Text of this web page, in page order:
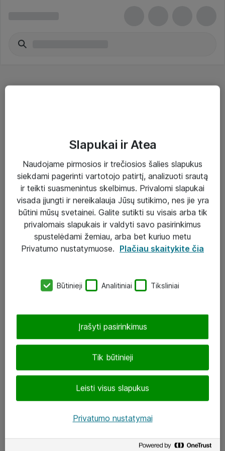
Sprendimai ir paslaugos
Paslaugos
Sprendimai
Įgyvendinti projektai
Atea ekspertų patarimai verslui
UAB „ATEA“
J. Rutkausko g. 6, Vilnius
Atea kontaktai
Aplankykite mus
Slapukai ir Atea
Naudojame pirmosios ir trečiosios šalies slapukus
siekdami pagerinti vartotojo patirtį, analizuoti srautą
ir teikti suasmenintus skelbimus. Privalomi slapukai
visada įjungti ir nereikalauja Jūsų sutikimo, nes jie yra
būtini mūsų svetainei. Galite sutikti su visais arba tik
privalomais slapukais ir valdyti savo pasirinkimus
spustelėdami žemiau, arba bet kuriuo metu
Privatumo nustatymuose. Plačiau skaitykite čia
Būtinieji Analitiniai Tiksliniai
Tik būtinieji
Leisti visus slapukus
Įrašyti pasirinkimus
Privatumo nustatymai